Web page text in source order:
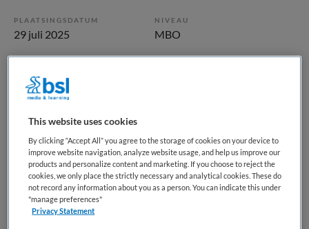
PLAATSINGSDATUM
29 juli 2025
NIVEAU
MBO
Ervaren
Vacature niet beschikbaar
Deze vacature Doktersassistent Emma Poli Kind bij
Amsterdam UMC is niet meer actueel. Hieronder staan
enkele vergelijkbare vacatures die voor u wellicht
interessant zijn.
This website uses cookies
By clicking “Accept All” you agree to the storage of cookies on your device to
improve website navigation, analyze website usage, and help us improve our
products and personalize content and marketing. If you choose to reject the
cookies, we only place the strictly necessary and analytical cookies. These do
not record any information about you as a person. You can indicate this under
"manage preferences"
Privacy Statement